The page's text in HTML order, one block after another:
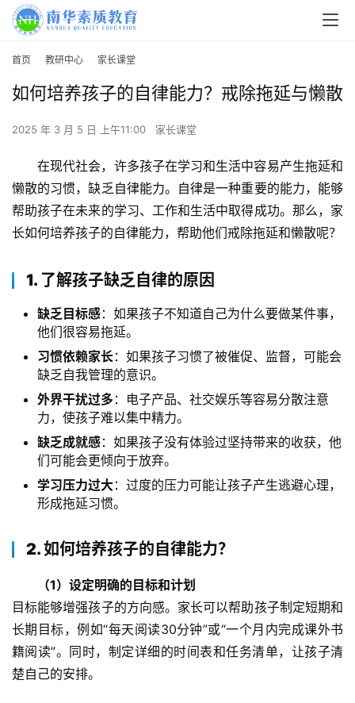
首页 教研中心 家长课堂
如何培养孩子的自律能力？戒除拖延与懒散
2025 年 3 月 5 日 上午11:00 家长课堂
在现代社会，许多孩子在学习和生活中容易产生拖延和
懒散的习惯，缺乏自律能力。自律是一种重要的能力，能够
帮助孩子在未来的学习、工作和生活中取得成功。那么，家
长如何培养孩子的自律能力，帮助他们戒除拖延和懒散呢？
1. 了解孩子缺乏自律的原因
缺乏目标感：如果孩子不知道自己为什么要做某件事，
他们很容易拖延。
习惯依赖家长：如果孩子习惯了被催促、监督，可能会
缺乏自我管理的意识。
外界干扰过多 ：电子产品、社交娱乐等容易分散注意
力，使孩子难以集中精力。
缺乏成就感：如果孩子没有体验过坚持带来的收获，他
们可能会更倾向于放弃。
学习压力过大：过度的压力可能让孩子产生逃避心理，
形成拖延习惯。
2. 如何培养孩子的自律能力？
（1）设定明确的目标和计划
目标能够增强孩子的方向感。家长可以帮助孩子制定短期和
长期目标，例如“每天阅读30分钟”或“一个月内完成课外书
籍阅读”。同时，制定详细的时间表和任务清单，让孩子清
楚自己的安排。